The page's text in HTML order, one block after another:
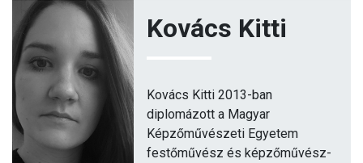
Kovács Kitti
Kovács Kitti 2013-ban
diplomázott a Magyar
Képzőművészeti Egyetem
festőművész és képzőművész-